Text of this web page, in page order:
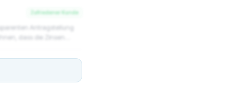
ist, bekomme ich keine
Dazu eine
bei "Kredithai.de" im
ich als Kunde dann auch
rate ich
Zufriedener Kunde
Antragstellung